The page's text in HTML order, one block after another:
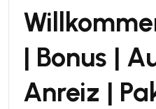
| Bonus |
Anreiz |